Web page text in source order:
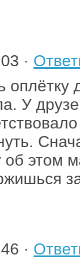
·
У
этом
·